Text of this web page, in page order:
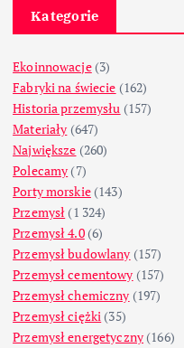
Kategorie
Ekoinnowacje(3)
Fabryki na świecie (162)
Historia przemysłu (157)
Materiały (647)
Największe (260)
Polecamy (7)
Porty morskie(143)
Przemysł (1 324)
Przemysł 4.0(6)
Przemysł budowlany (157)
Przemysł cementowy (157)
Przemysł chemiczny (197)
Przemysł ciężki (35)
Przemysł energetyczny (166)